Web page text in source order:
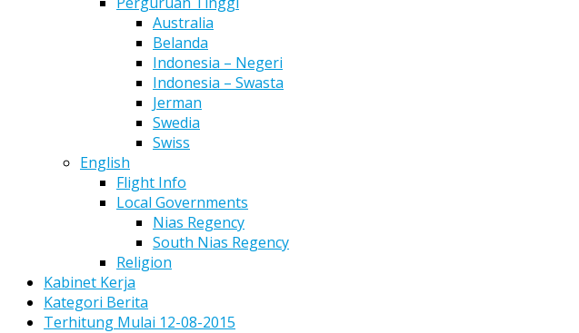
Australia
Belanda
Indonesia – Negeri
Indonesia – Swasta
Jerman
Swedia
Swiss
English
Flight Info
Local Governments
Nias Regency
South Nias Regency
Religion
Kabinet Kerja
Kategori Berita
Terhitung Mulai 12-08-2015